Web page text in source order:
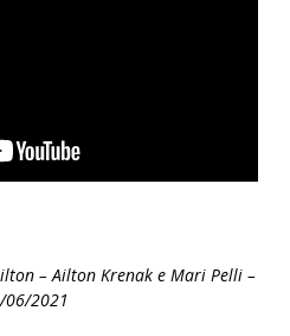
– Ailton Krenak e Mari Pelli –
06/2021